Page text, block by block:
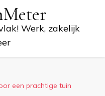
Werk, zakelijk
een prachtige tuin